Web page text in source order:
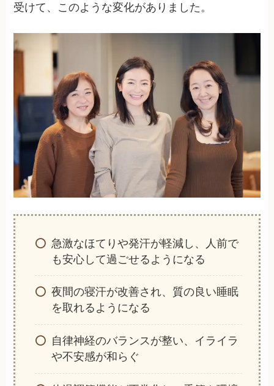
受けて、このような変化がありました。
急激なほてりや発汗が軽減し、人前で
も安心して過ごせるようになる
夜間の寝汗が改善され、質の良い睡眠
を取れるようになる
自律神経のバランスが整い、イライラ
や不安感が和らぐ